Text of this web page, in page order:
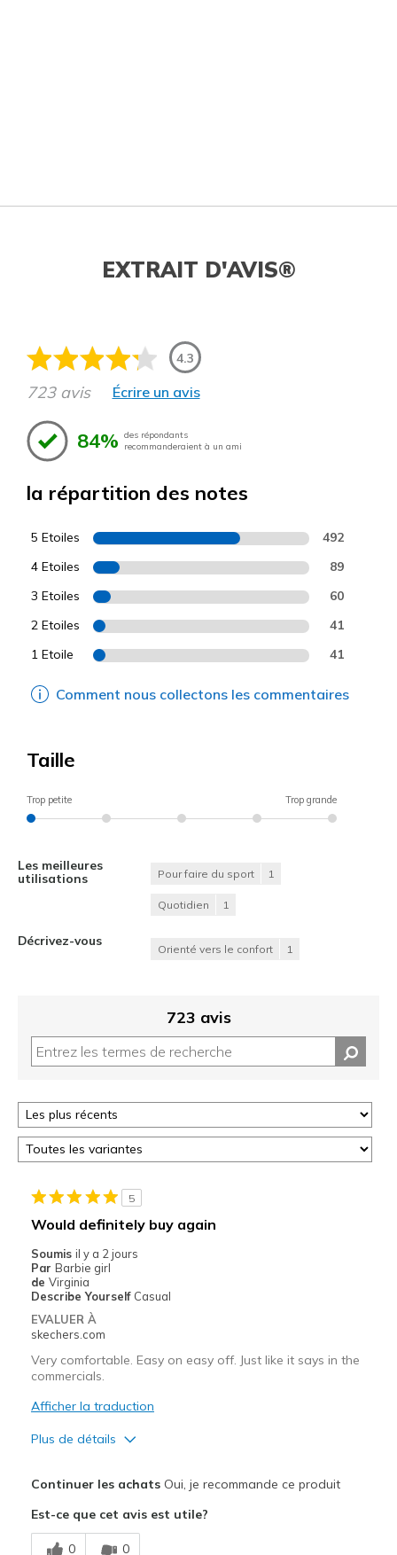
EXTRAIT D'AVIS®
4.3
723 avis Écrire un avis
84% des répondants
recommanderaient à un ami
la répartition des notes
5 Etoiles 492
4 Etoiles 89
3 Etoiles 60
2 Etoiles 41
1 Etoile 41
Comment nous collectons les commentaires
Taille
Trop petite Trop grande
Les meilleures
utilisations
Pour faire du sport 1
Quotidien 1
Décrivez-vous
Orienté vers le confort 1
723 avis
5
Would definitely buy again
Soumis il y a 2 jours
Par Barbie girl
de Virginia
Describe Yourself Casual
EVALUER À
skechers.com
Very comfortable. Easy on easy off. Just like it says in the
commercials.
Afficher la traduction
Plus de détails
Breathe Well
Continuer les achatsOui, je recommande ce produit
Est-ce que cet avis est utile?
0 0